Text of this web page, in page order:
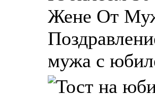
Жене От
мужа с